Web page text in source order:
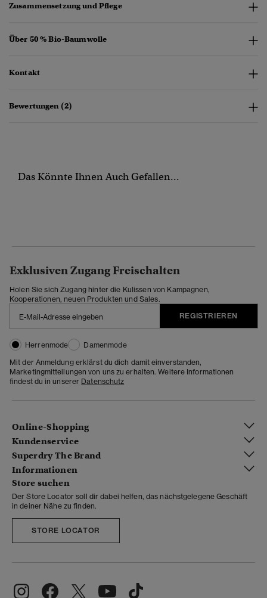
Zusammensetzung und Pflege
Über 50 % Bio-Baumwolle
Kontakt
Bewertungen (2)
Das Könnte Ihnen Auch Gefallen...
Exklusiven Zugang Freischalten
Holen Sie sich Zugang hinter die Kulissen von Kampagnen,
Kooperationen, neuen Produkten und Sales.
REGISTRIEREN
Herrenmode
Damenmode
Mit der Anmeldung erklärst du dich damit einverstanden,
Marketingmitteilungen von uns zu erhalten. Weitere Informationen
findest du in unserer Datenschutz
Online-Shopping
Kundenservice
Superdry The Brand
Informationen
Store suchen
Der Store Locator soll dir dabei helfen, das nächstgelegene Geschäft
in deiner Nähe zu finden.
STORE LOCATOR